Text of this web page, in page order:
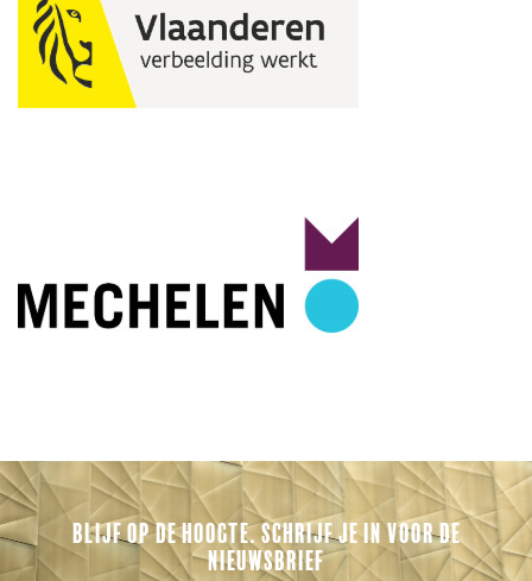
BLIJF OP DE HOOGTE. SCHRIJF JE IN VOOR DE
NIEUWSBRIEF